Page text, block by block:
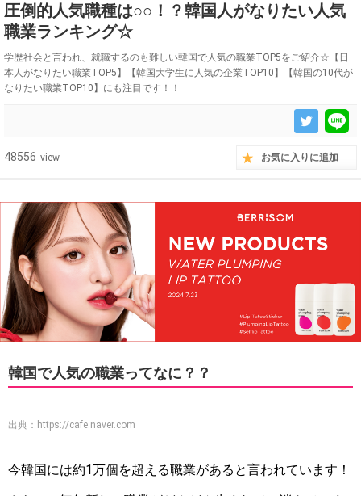
圧倒的人気職種は○○！？韓国人がなりたい人気
職業ランキング☆
学歴社会と言われ、就職するのも難しい韓国で人気の職業TOP5をご紹介☆【日
本人がなりたい職業TOP5】【韓国大学生に人気の企業TOP10】【韓国の10代が
なりたい職業TOP10】にも注目です！！
48556 view お気に入りに追加
韓国で人気の職業ってなに？？
出典： https://cafe.naver.com
今韓国には約1万個を超える職業があると言われています！